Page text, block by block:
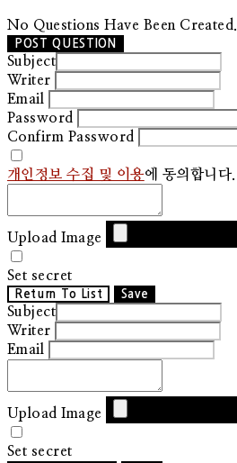
No Questions Have Been Created.
POST QUESTION
Subject
Writer
Email
Password
Confirm Password
개인정보 수집 및 이용에 동의합니다.
Upload Image
Set secret
Return To List Save
Subject
Writer
Email
Upload Image
Set secret